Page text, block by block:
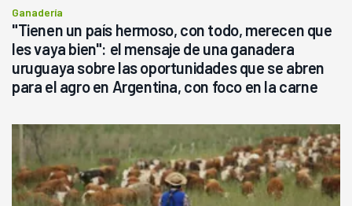
Ganadería
"Tienen un país hermoso, con todo, merecen que
les vaya bien": el mensaje de una ganadera
uruguaya sobre las oportunidades que se abren
para el agro en Argentina, con foco en la carne